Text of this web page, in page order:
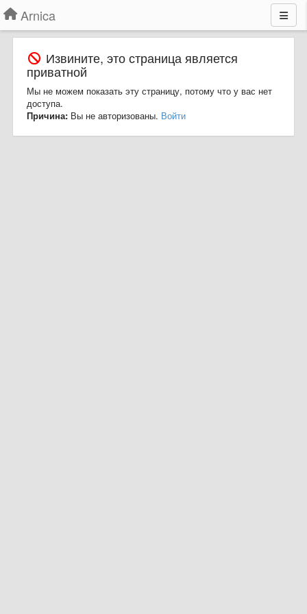
Arnica
Извините, это страница является
приватной
Мы не можем показать эту страницу, потому что у вас нет
доступа.
Причина: Вы не авторизованы. Войти